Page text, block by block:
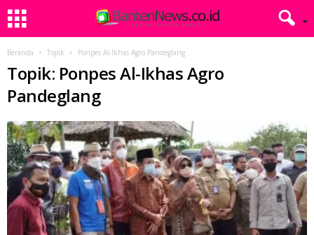
Beranda Topik Ponpes Al-Ikhas Agro Pandeglang
Topik: Ponpes Al-Ikhas Agro
Pandeglang